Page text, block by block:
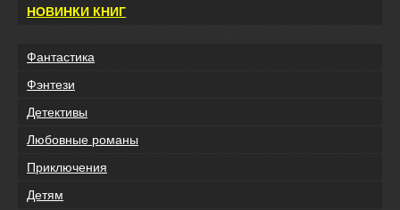
НОВИНКИ КНИГ
Фантастика
Фэнтези
Детективы
Любовные романы
Приключения
Детям